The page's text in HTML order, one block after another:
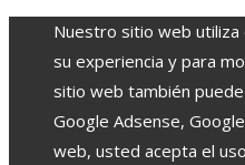
Nuestro sitio web
su experiencia y para
sitio web también
Google Adsense,
web, usted acepta el